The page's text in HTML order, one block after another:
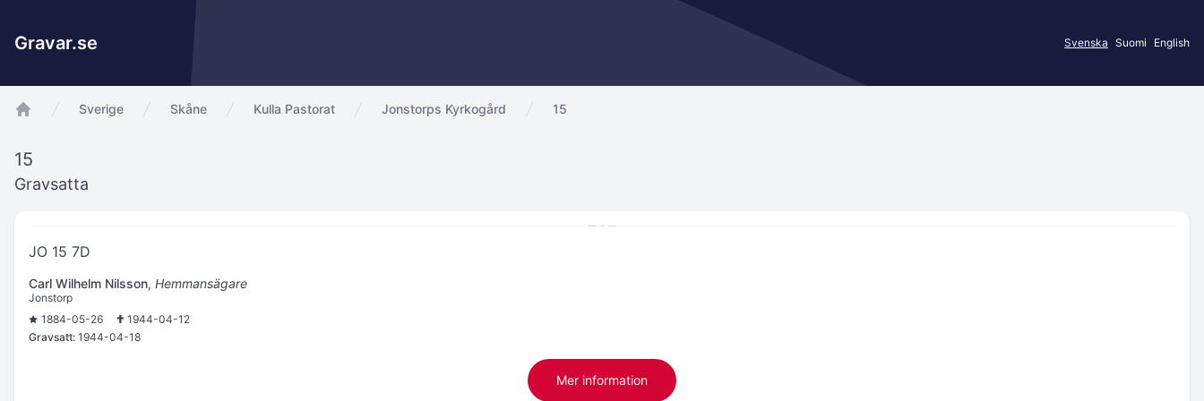
Gravar.se Svenska Suomi English
Sverige Skåne Kulla Pastorat Jonstorps Kyrkogård 15
15
Gravsatta
JO 15 7D
Carl Wilhelm Nilsson, Hemmansägare
Jonstorp
1884-05-26
1944-04-12
Gravsatt: 1944-04-18
Mer information